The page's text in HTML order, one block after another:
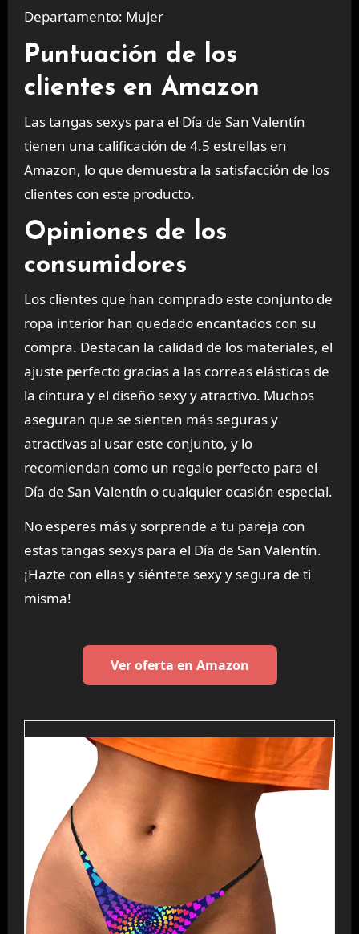
Departamento: Mujer
Puntuación de los
clientes en Amazon
Las tangas sexys para el Día de San Valentín
tienen una calificación de 4.5 estrellas en
Amazon, lo que demuestra la satisfacción de los
clientes con este producto.
Opiniones de los
consumidores
Los clientes que han comprado este conjunto de
ropa interior han quedado encantados con su
compra. Destacan la calidad de los materiales, el
ajuste perfecto gracias a las correas elásticas de
la cintura y el diseño sexy y atractivo. Muchos
aseguran que se sienten más seguras y
atractivas al usar este conjunto, y lo
recomiendan como un regalo perfecto para el
Día de San Valentín o cualquier ocasión especial.
No esperes más y sorprende a tu pareja con
estas tangas sexys para el Día de San Valentín.
¡Hazte con ellas y siéntete sexy y segura de ti
misma!
Ver oferta en Amazon